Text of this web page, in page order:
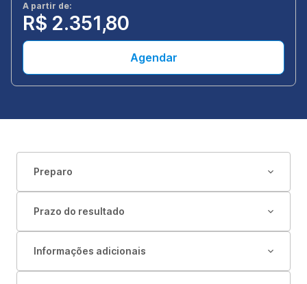
A partir de:
R$ 2.351,80
Agendar
Preparo
Prazo do resultado
Informações adicionais